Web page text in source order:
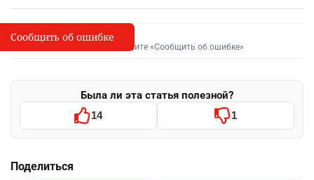
I
Сообщить об опечатке
Выделите фрагмент и нажмите «Сообщить об ошибке»
Была ли эта статья полезной?
14 1
Поделиться
Сообщить об ошибке